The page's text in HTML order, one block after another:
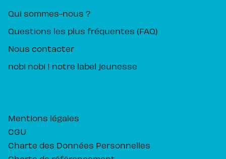
Qui sommes-nous ?
Questions les plus fréquentes (FAQ)
Nous contacter
nobi nobi ! notre label jeunesse
Mentions légales
CGU
Charte des Données Personnelles